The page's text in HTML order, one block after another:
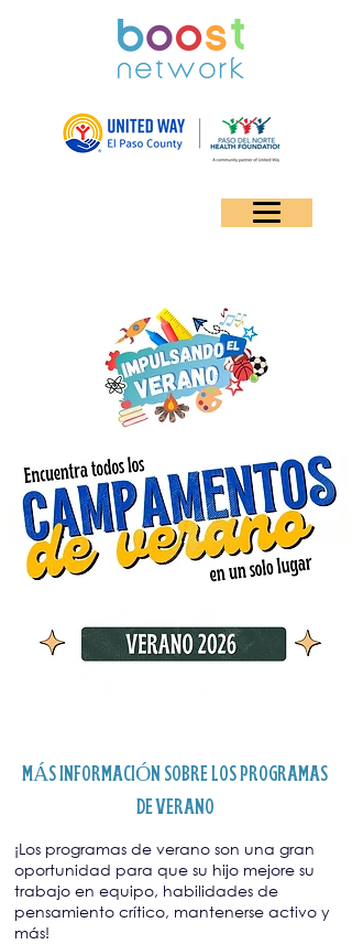
MÁS INFORMACIÓN SOBRE LOS PROGRAMAS
DE VERANO
¡Los programas de verano son una gran
oportunidad para que su hijo mejore su
trabajo en equipo, habilidades de
pensamiento crítico, mantenerse activo y
más!